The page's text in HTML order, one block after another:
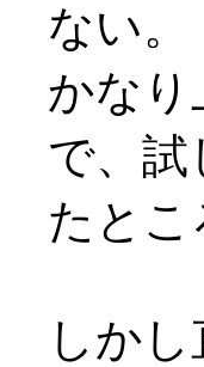
ない。
かなり
で、
たと
しか